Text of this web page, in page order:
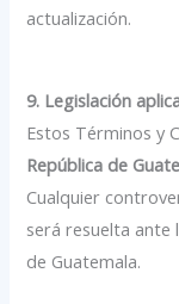
actualización.
9. Legislación
Estos Términos y
República de
Cualquier
será resuelta ante
de Guatemala.